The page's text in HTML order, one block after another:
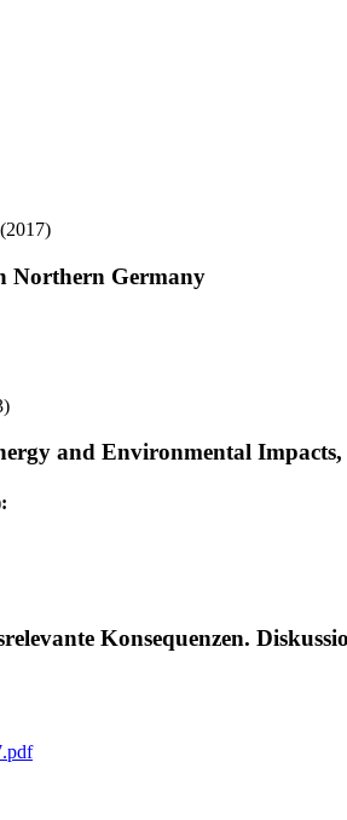
Northern Germany
and Environmental
Konsequenzen.